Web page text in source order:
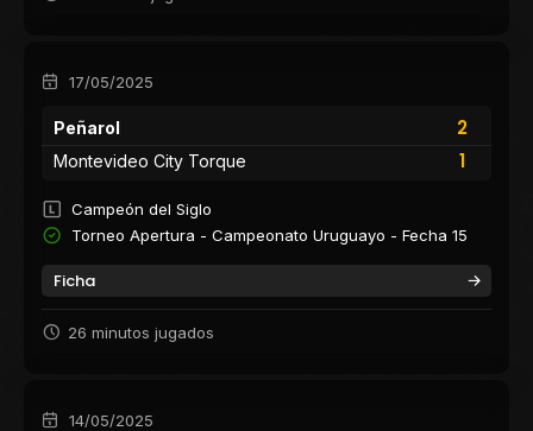
17/05/2025
Peñarol
2
1
Montevideo City Torque
Campeón del Siglo
Torneo Apertura - Campeonato Uruguayo - Fecha 15
Ficha
26 minutos jugados
14/05/2025